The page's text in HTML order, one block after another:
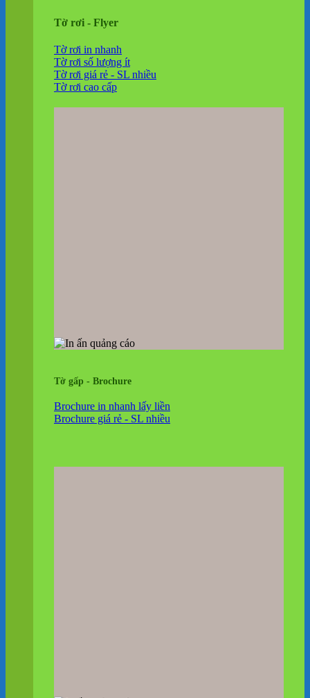
Tờ rơi - Flyer
Tờ rơi in nhanh
Tờ rơi số lượng ít
Tờ rơi giá rẻ - SL nhiều
Tờ rơi cao cấp
Tờ gấp - Brochure
Brochure in nhanh lấy liền
Brochure giá rẻ - SL nhiều